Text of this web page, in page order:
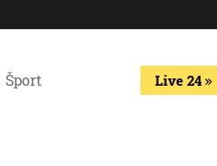
Šport Live 24